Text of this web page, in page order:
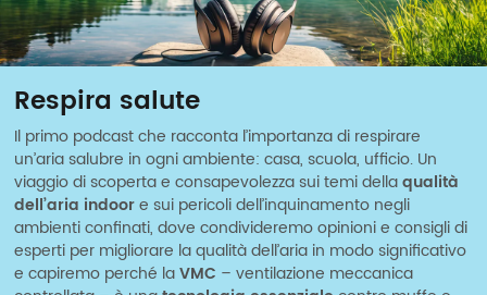
Respira salute
Il primo podcast che racconta l’importanza di respirare
un’aria salubre in ogni ambiente: casa, scuola, ufficio. Un
viaggio di scoperta e consapevolezza sui temi dellaqualità
dell’aria indoore sui pericoli dell’inquinamento negli
ambienti confinati, dove condivideremo opinioni e consigli di
esperti per migliorare la qualità dell’aria in modo significativo
e capiremo perché laVMC – ventilazione meccanica